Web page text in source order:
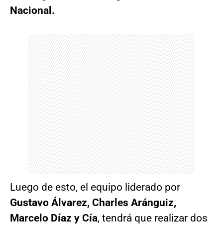
Nacional.
Luego de esto, el equipo liderado por
Gustavo Álvarez, Charles Aránguiz,
Marcelo Díaz y Cía, tendrá que realizar dos